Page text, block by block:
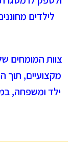
לילדים
צוות המומחים
מקצועיים,
ילד ומשפחה,